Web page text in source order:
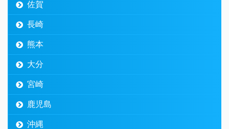
佐賀
長崎
熊本
大分
宮崎
鹿児島
沖縄